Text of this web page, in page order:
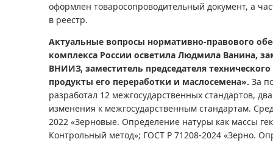
оформлен товаросопроводительный документ, а
в реестр.
Актуальные вопросы нормативно-правового
комплекса России осветила Людмила Ванина,
ВНИИЗ, заместитель председателя
продукты его переработки и маслосемена». За
разработал 12 межгосударственных стандартов,
изменения к межгосударственным стандартам.
2022 «Зерновые. Определение натуры как массы
Контрольный метод»; ГОСТ Р 71208-2024 «Зерно.